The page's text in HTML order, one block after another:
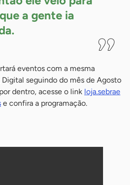
a gente ia
eventos com a mesma
seguindo do mês de Agosto
dentro, acesse o link loja.sebrae
e confira a programação.